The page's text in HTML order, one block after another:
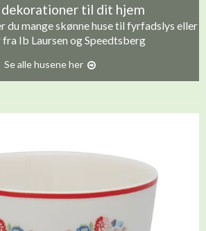
dekorationer til dit hjem
du mange skønne huse til fyrfadslys eller
Ib Laursen og Speedtsberg
Se alle husene her